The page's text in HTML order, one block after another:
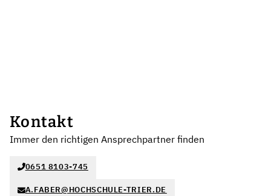
Kontakt
Immer den richtigen Ansprechpartner finden
0651 8103-745
A.FABER@HOCHSCHULE-TRIER.DE